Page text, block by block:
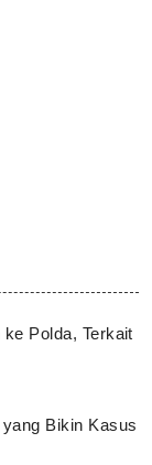
Polda, Terkait
Bikin Kasus